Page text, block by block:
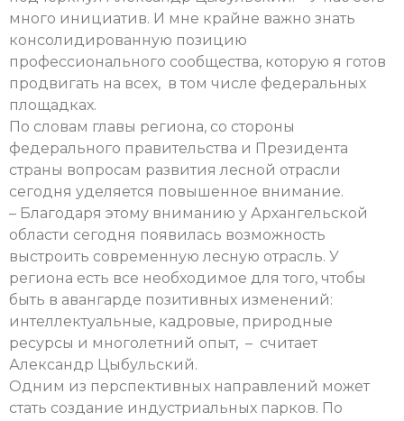
много инициатив. И мне крайне важно знать
консолидированную позицию
профессионального сообщества, которую я готов
продвигать на всех, в том числе федеральных
площадках.
По словам главы региона, со стороны
федерального правительства и Президента
страны вопросам развития лесной отрасли
сегодня уделяется повышенное внимание.
– Благодаря этому вниманию у Архангельской
области сегодня появилась возможность
выстроить современную лесную отрасль. У
региона есть все необходимое для того, чтобы
быть в авангарде позитивных изменений:
интеллектуальные, кадровые, природные
ресурсы и многолетний опыт, – считает
Александр Цыбульский.
Одним из перспективных направлений может
стать создание индустриальных парков. По